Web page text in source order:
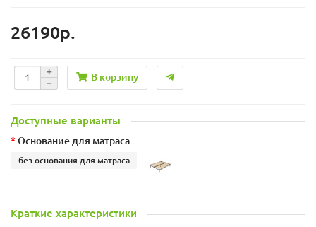
26190р.
В корзину
Доступные варианты
Основание для матраса
без основания для матраса
Краткие характеристики